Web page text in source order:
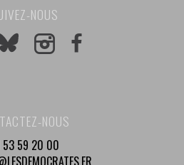
NOUS
NOUS
53 59 20 00